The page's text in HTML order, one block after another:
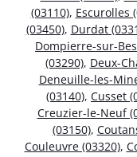
(03110), Escurolles
(03450), Durdat
Dompierre-sur-
(03290), Deux-
Deneuille-les-
(03140), Cusset
Creuzier-le-Neuf
(03150),
Couleuvre (03320),